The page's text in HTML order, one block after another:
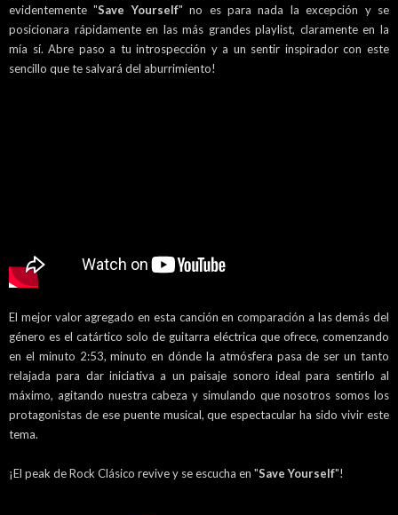
evidentemente "Save Yourself" no es para nada la excepción y se
posicionara rápidamente en las más grandes playlist, claramente en la
mía sí. Abre paso a tu introspección y a un sentir inspirador con este
sencillo que te salvará del aburrimiento!
El mejor valor agregado en esta canción en comparación a las demás del
género es el catártico solo de guitarra eléctrica que ofrece, comenzando
en el minuto 2:53, minuto en dónde la atmósfera pasa de ser un tanto
relajada para dar iniciativa a un paisaje sonoro ideal para sentirlo al
máximo, agitando nuestra cabeza y simulando que nosotros somos los
protagonistas de ese puente musical, que espectacular ha sido vivir este
tema.
¡El peak de Rock Clásico revive y se escucha en "Save Yourself"!